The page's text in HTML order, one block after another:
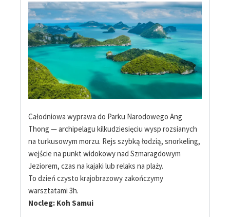
Całodniowa wyprawa do Parku Narodowego Ang
Thong — archipelagu kilkudziesięciu wysp rozsianych
na turkusowym morzu. Rejs szybką łodzią, snorkeling,
wejście na punkt widokowy nad Szmaragdowym
Jeziorem, czas na kajaki lub relaks na plaży.
To dzień czysto krajobrazowy zakończymy
warsztatami 3h.
Nocleg: Koh Samui